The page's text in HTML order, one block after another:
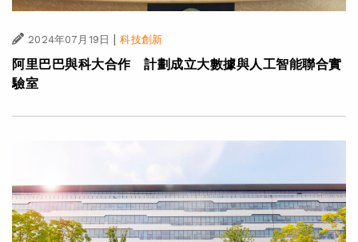
2024年07月19日 | 科技創新
阿里巴巴與科大合作 計劃成立大數據與人工智能聯合實
驗室